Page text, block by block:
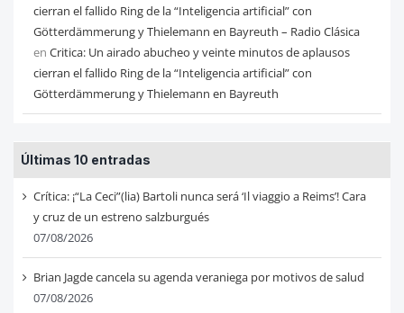
cierran el fallido Ring de la “Inteligencia artificial” con
Götterdämmerung y Thielemann en Bayreuth – Radio Clásica
en Critica: Un airado abucheo y veinte minutos de aplausos
cierran el fallido Ring de la “Inteligencia artificial” con
Götterdämmerung y Thielemann en Bayreuth
Últimas 10 entradas
Crítica: ¡“La Ceci”(lia) Bartoli nunca será ‘Il viaggio a Reims’! Cara
y cruz de un estreno salzburgués
07/08/2026
Brian Jagde cancela su agenda veraniega por motivos de salud
07/08/2026